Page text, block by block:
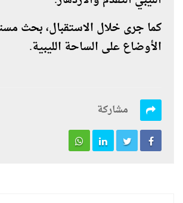
كما جرى خلال الاستقبال، بحث
الأوضاع على الساحة الليبية.
مشاركة